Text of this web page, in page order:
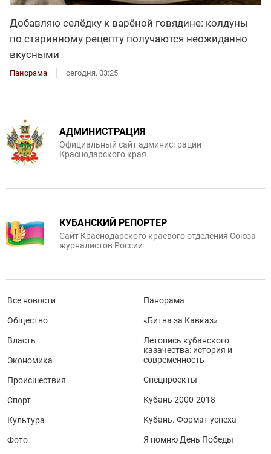
Добавляю селёдку к варёной говядине: колдуны
по старинному рецепту получаются неожиданно
вкусными
Панорама сегодня, 03:25
АДМИНИСТРАЦИЯ
Официальный сайт администрации
Краснодарского края
КУБАНСКИЙ РЕПОРТЕР
Сайт Краснодарского краевого отделения Союза
журналистов России
Все новости
Общество
Власть
Экономика
Происшествия
Спорт
Культура
Фото
Панорама
«Битва за Кавказ»
Летопись кубанского
казачества: история и
современность
Спецпроекты
Кубань 2000-2018
Кубань. Формат успеха
Я помню День Победы